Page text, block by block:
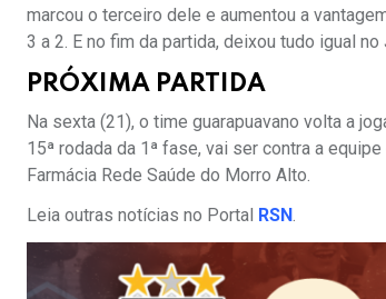
marcou o terceiro dele e aumentou a
3 a 2. E no fim da partida, deixou tudo igual
PRÓXIMA PARTIDA
Na sexta (21), o time guarapuavano volta a
15ª rodada da 1ª fase, vai ser contra a
Farmácia Rede Saúde do Morro Alto.
Leia outras notícias no Portal RSN